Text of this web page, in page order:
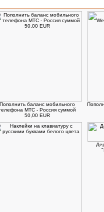
Пополнить баланс мобильного
МТС - Россия суммой
50,00 EUR